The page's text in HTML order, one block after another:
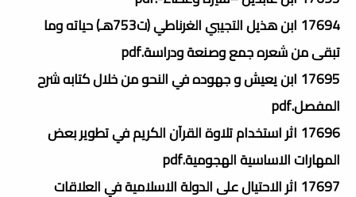
17694 ابن هذيل التجيبي الغرناطي (ت753هـ) حياته وما
تبقى من شعره جمع وصنعة ودراسة.pdf
17695 ابن يعيش و جهوده في النحو من خلال كتابه شرح
المفصل.pdf
17696 اثر استخدام تلاوة القرآن الكريم في تطوير بعض
المهارات الاساسية الهجومية.pdf
17697 اثر الاحتيال على الدولة الاسلامية في العلاقات